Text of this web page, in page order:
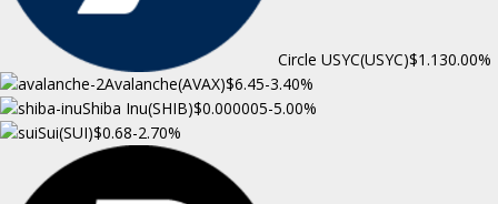
Circle USYC(USYC)$1.130.00%
Avalanche(AVAX)$6.45-3.40%
Shiba Inu(SHIB)$0.000005-5.00%
Sui(SUI)$0.68-2.70%